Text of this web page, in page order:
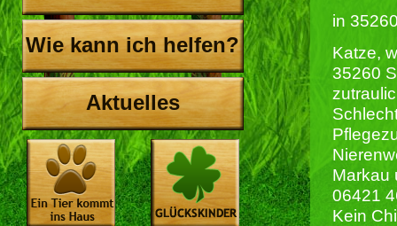
Wie kann ich helfen?
Aktuelles
in
Katze,
35260
Markau
06421
Kein